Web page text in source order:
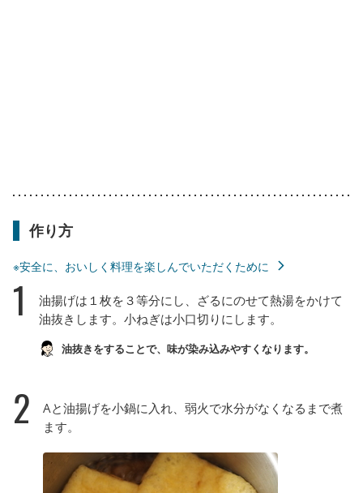
作り方
※安全に、おいしく料理を楽しんでいただくために
1
油揚げは１枚を３等分にし、ざるにのせて熱湯をかけて
油抜きします。小ねぎは小口切りにします。
油抜きをすることで、味が染み込みやすくなります。
2
Aと油揚げを小鍋に入れ、弱火で水分がなくなるまで煮
ます。